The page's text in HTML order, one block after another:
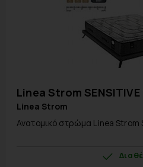
Linea Strom SENSITIVE
Linea Strom
Ανατομικό στρώμα Linea Strom